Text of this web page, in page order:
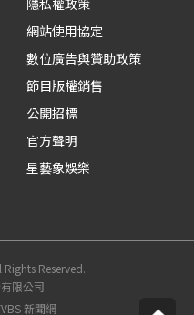
隱私權政策
網站使用協定
數位廣告與贊助政策
節目版權銷售
公開招標
官方聲明
星藝象娛樂
Reserved.
限公司
新聞網